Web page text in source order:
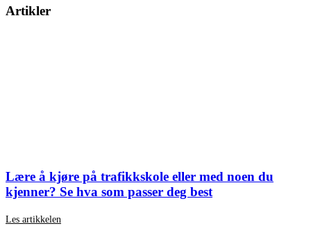
Artikler
Lære å kjøre på trafikkskole eller med noen du
kjenner? Se hva som passer deg best
Les artikkelen